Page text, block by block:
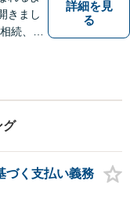
きまし
続、離
詳細を見
る
グ
づく支払い義務